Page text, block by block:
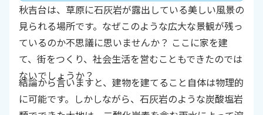
秋吉台は、草原に石灰岩が露出している美しい風景の
見られる場所です。なぜこのような広大な景観が残っ
ているのか不思議に思いませんか？ ここに家を建
て、街をつくり、社会生活を営むこともできたのでは
ないでしょうか？
結論から言いますと、建物を建てること自体は物理的
に可能です。しかしながら、石灰岩のような炭酸塩岩